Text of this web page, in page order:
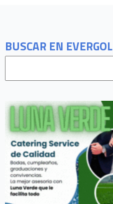
BUSCAR EN EVERGOL